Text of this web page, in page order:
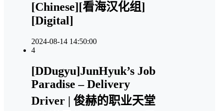
[Chinese][看海汉化组]
[Digital]
2024-08-14 14:50:00
4
[DDugyu]JunHyuk’s Job
Paradise – Delivery
Driver | 俊赫的职业天堂